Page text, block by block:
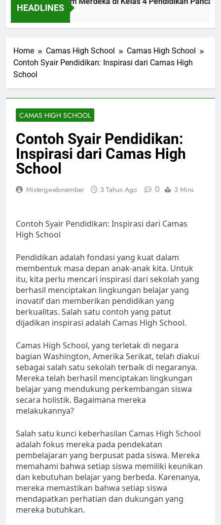
HEADLINES
Ago
Home Camas High School
Camas High School
Contoh Syair Pendidikan: Inspirasi dari Camas High
School
CAMAS HIGH SCHOOL
Contoh Syair Pendidikan:
Inspirasi dari Camas High
School
Mistergwebmember 3 Tahun Ago 0 3 Mins
Contoh Syair Pendidikan: Inspirasi dari Camas
High School
Pendidikan adalah fondasi yang kuat dalam
membentuk masa depan anak-anak kita. Untuk
itu, kita perlu mencari inspirasi dari sekolah yang
berhasil menciptakan lingkungan belajar yang
inovatif dan memberikan pendidikan yang
berkualitas. Salah satu contoh yang patut
dijadikan inspirasi adalah Camas High School.
Camas High School, yang terletak di negara
bagian Washington, Amerika Serikat, telah diakui
sebagai salah satu sekolah terbaik di negaranya.
Mereka telah berhasil menciptakan lingkungan
belajar yang mendukung perkembangan siswa
secara holistik. Bagaimana mereka
melakukannya?
Salah satu kunci keberhasilan Camas High School
adalah fokus mereka pada pendekatan
pembelajaran yang berpusat pada siswa. Mereka
memahami bahwa setiap siswa memiliki keunikan
dan kebutuhan belajar yang berbeda. Karenanya,
mereka memastikan bahwa setiap siswa
mendapatkan perhatian dan dukungan yang
mereka butuhkan.